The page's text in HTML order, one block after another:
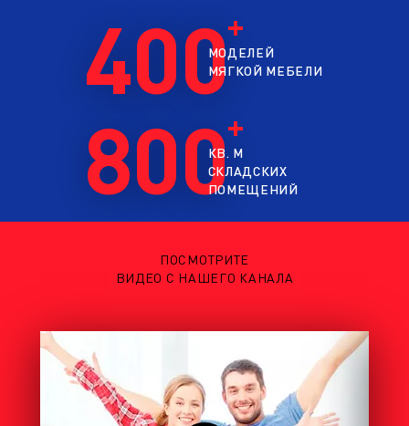
400МОДЕЛЕЙ
МЯГКОЙ МЕБЕЛИ
800
КВ. М
СКЛАДСКИХ
ПОМЕЩЕНИЙ
ПОСМОТРИТЕ
ВИДЕО С НАШЕГО КАНАЛА